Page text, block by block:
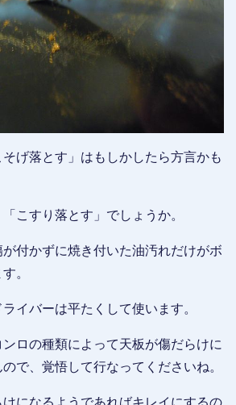
そげ落とす」はもしかしたら方言かも
こすり落とす」でしょうか。
付かずに焼き付いた油汚れだけがボ
。
イバーは平たくして使います。
ロの種類によって天板が傷だらけに
で、覚悟して行なってくださいね。